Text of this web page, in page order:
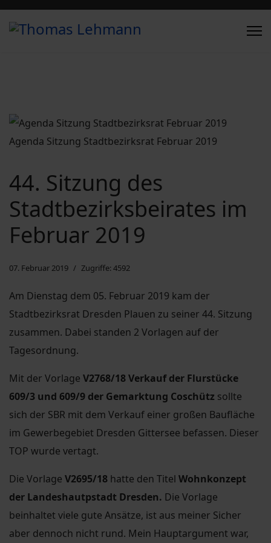
Agenda Sitzung Stadtbezirksrat Februar 2019
44. Sitzung des
Stadtbezirksbeirates im
Februar 2019
07. Februar 2019 Zugriffe: 4592
Am Dienstag dem 05. Februar 2019 kam der
Stadtbezirksrat Dresden Plauen zu seiner 44. Sitzung
zusammen. Dabei standen 2 Vorlagen auf der
Tagesordnung.
Mit der Vorlage V2768/18 Verkauf der Flurstücke
609/3 und 609/9 der Gemarktung Coschütz sollte
sich der SBR mit dem Verkauf einer großen Baufläche
im Gewerbegebiet Dresden Gittersee befassen. Dieser
TOP wurde vertagt.
Die Vorlage V2695/18 hatte den Titel Wohnkonzept
der Landeshautpstadt Dresden. Die Vorlage
beinhaltet viele gute Ansätze, ist aus meiner Sicher
aber dennoch nicht rund. Mein Hauptargument war,